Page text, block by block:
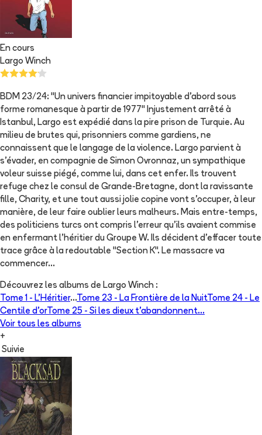
En cours
Largo Winch
BDM 23/24: "Un univers financier impitoyable d'abord sous
forme romanesque à partir de 1977" Injustement arrêté à
Istanbul, Largo est expédié dans la pire prison de Turquie. Au
milieu de brutes qui, prisonniers comme gardiens, ne
connaissent que le langage de la violence. Largo parvient à
s'évader, en compagnie de Simon Ovronnaz, un sympathique
voleur suisse piégé, comme lui, dans cet enfer. Ils trouvent
refuge chez le consul de Grande-Bretagne, dont la ravissante
fille, Charity, et une tout aussi jolie copine vont s'occuper, à leur
manière, de leur faire oublier leurs malheurs. Mais entre-temps,
des politiciens turcs ont compris l'erreur qu'ils avaient commise
en enfermant l'héritier du Groupe W. Ils décident d'effacer toute
trace grâce à la redoutable "Section K". Le massacre va
commencer...
Découvrez les albums de Largo Winch :
Tome 1 - L'Héritier...Tome 23 - La Frontière de la NuitTome 24 - Le
Centile d'orTome 25 - Si les dieux t'abandonnent...
Voir tous les albums
+
Suivie